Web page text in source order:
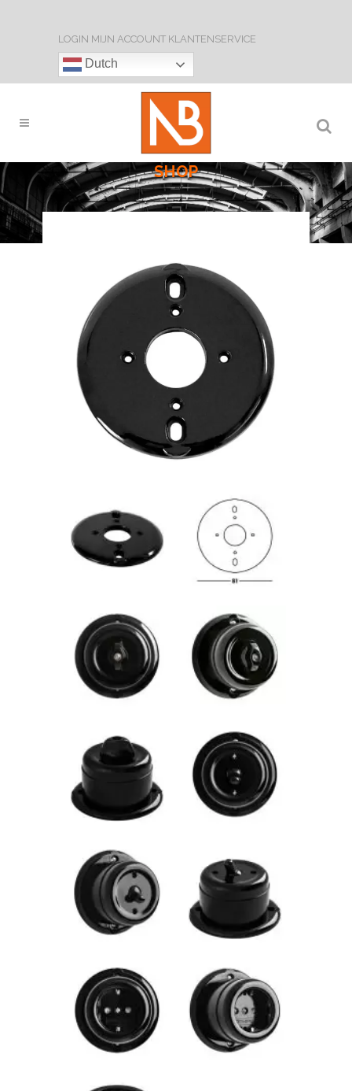
LOGIN MIJN ACCOUNT KLANTENSERVICE
Dutch
SHOP